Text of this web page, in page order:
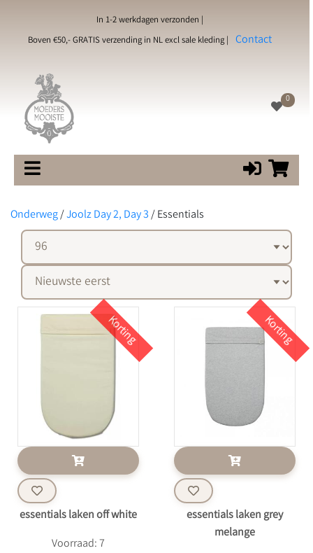
In 1-2 werkdagen verzonden |
Boven €50,- GRATIS verzending in NL excl sale kleding | Contact
0
Onderweg/Joolz Day 2, Day 3/Essentials
Korting
essentials laken off white
Voorraad: 7
Korting
essentials laken grey
melange